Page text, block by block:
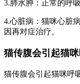
3.肺水肿：正常的呼
4.心脏病：猫咪心脏
因再对症治疗。
猫传腹会引起猫
猫传腹会引起猫咪呼